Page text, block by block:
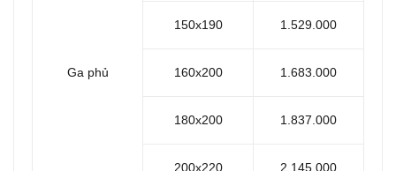
Ga phủ
150x190 1.529.000
160x200 1.683.000
180x200 1.837.000
200x220 2.145.000